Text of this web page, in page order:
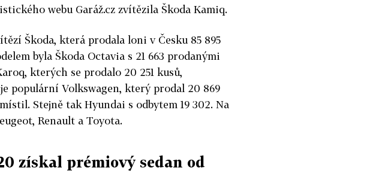
webu Garáž.cz zvítězila Škoda Kamiq.
Škoda, která prodala loni v Česku 85 895
byla Škoda Octavia s 21 663 prodanými
kterých se prodalo 20 251 kusů,
populární Volkswagen, který prodal 20 869
Stejně tak Hyundai s odbytem 19 302. Na
Renault a Toyota.
získal prémiový sedan od